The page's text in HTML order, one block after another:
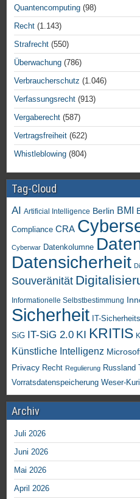
Quantencomputing (98)
Recht (1.143)
Strafrecht (550)
Überwachung (786)
Verbraucherschutz (1.046)
Verfassungsrecht (913)
Vergaberecht (587)
Vertragsfreiheit (622)
Whistleblowing (804)
Tag-Cloud
AI Artificial Intelligence Berlin BMI
Compliance CRA
Cyberwar Datenkolumne
Datensicherheit
Souveränität
Informationelle Selbstbestimmung
Sicherheit IT-
SiG IT-SiG 2.0 KI KRITIS
Künstliche Intelligenz
Privacy Recht Regulierung Russland
Vorratsdatenspeicherung Weser-
Archiv
Juli 2026
Juni 2026
Mai 2026
April 2026